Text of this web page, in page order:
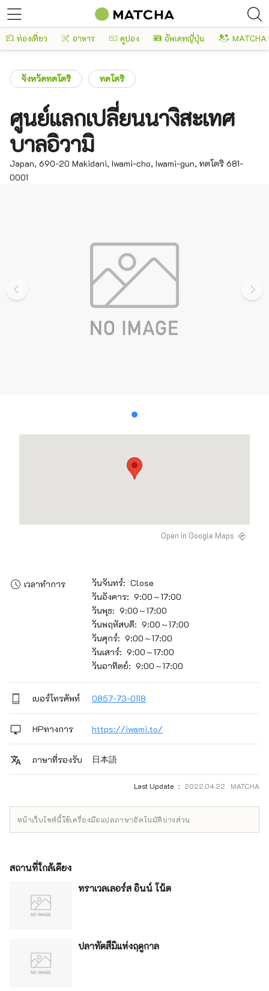
ท่องเที่ยว อาหาร คูปอง อัพเดทญี่ปุ่น
จังหวัดทตโตริ ทตโตริ
ศูนย์แลกเปลี่ยนนางิสะเทศ
บาลอิวามิ
Japan, 690-20 Makidani, Iwami-cho, Iwami-gun, ทตโตริ 681-
0001
Open in Google Maps
เวลาทำการ
วันจันทร์: Close
วันอังคาร: 9:00～17:00
วันพุธ: 9:00～17:00
วันพฤหัสบดี: 9:00～17:00
วันศุกร์: 9:00～17:00
วันเสาร์: 9:00～17:00
วันอาทิตย์: 9:00～17:00
เบอร์โทรศัพท์ 0857-73-0118
HPทางการ https://iwami.to/
ภาษาที่รองรับ 日本語
Last Update ： 2022.04.22 MATCHA
หน้าเว็บไซต์นี้ใช้เครื่องมือแปลภาษาอัตโนมัติบางส่วน
สถานที่ใกล้เคียง
ทราเวลเลอร์ส อินน์ โน้ต
ปลาทัตสึมิแห่งฤดูกาล